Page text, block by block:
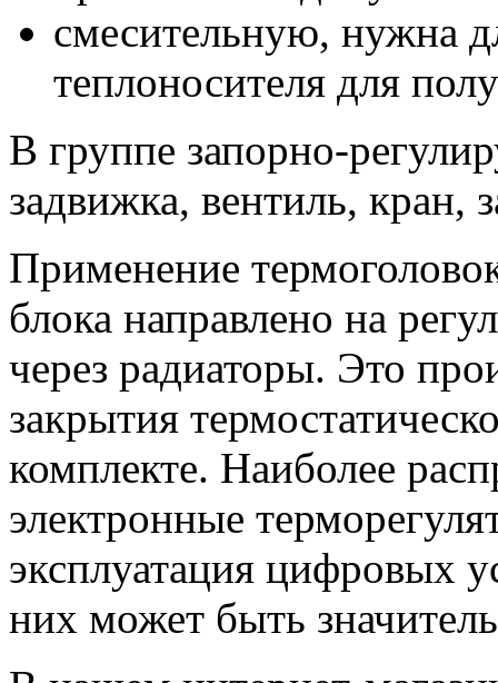
смесительную, нужна
теплоносителя для
В группе запорно-
задвижка, вентиль, кран,
Применение
блока направлено на
через радиаторы. Это
закрытия
комплекте. Наиболее
электронные
эксплуатация цифровых
них может быть